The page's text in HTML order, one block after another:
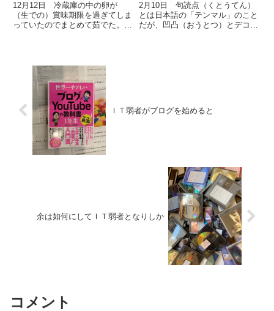
12月12日 冷蔵庫の中の卵が
（生での）賞味期限を過ぎてしま
っていたのでまとめて茹でた。そ
通に使う言葉だった。母は、ほう
れん草や枝豆も「うでる」と言
2月10日 句読点（くとうてん）
とは日本語の「テンマル」のこと
だが、凹凸（おうとつ）とデコボ
ＩＴ弱者がブログを始めると
余は如何にしてＩＴ弱者となりしか
コメント